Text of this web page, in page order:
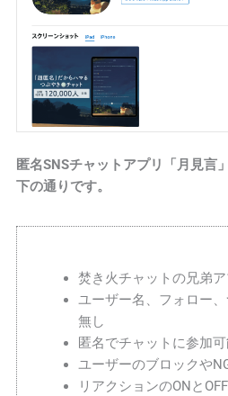
匿名SNSチャットアプリ「月見言
下の通りです。
焚き火チャットの兄弟ア
ユーザー名、フォロー
無し
匿名でチャットに参加
ユーザーのブロックや
リアクションのONと